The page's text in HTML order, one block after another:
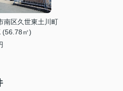
南区久世東土川町
(56.78㎡)